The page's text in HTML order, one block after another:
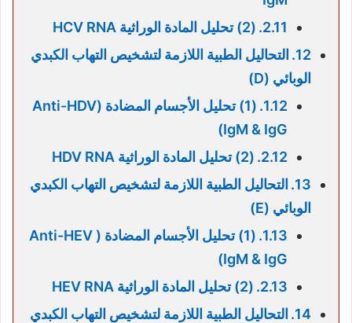
(2) تحليل المادة الوراثية HCV RNA
التحاليل الطبية اللازمة لتشخيص التهاب الكبدي
الوبائي (D)
(1) تحليل الأجسام المضادة (Anti-HDV
(IgM & IgG
(2) تحليل المادة الوراثية HDV RNA
التحاليل الطبية اللازمة لتشخيص التهاب الكبدي
الوبائي (E)
(1) تحليل الأجسام المضادة ( Anti-HEV
(IgM & IgG
(2) تحليل المادة الوراثية HEV RNA
التحاليل الطبية اللازمة لتشخيص التهاب الكبدي